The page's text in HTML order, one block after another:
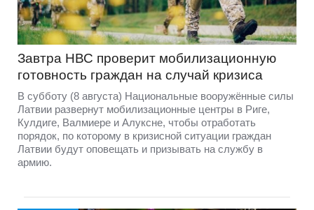
Завтра НВС проверит мобилизационную
готовность граждан на случай кризиса
В субботу (8 августа) Национальные вооружённые силы
Латвии развернут мобилизационные центры в Риге,
Кулдиге, Валмиере и Алуксне, чтобы отработать
порядок, по которому в кризисной ситуации граждан
Латвии будут оповещать и призывать на службу в
армию.